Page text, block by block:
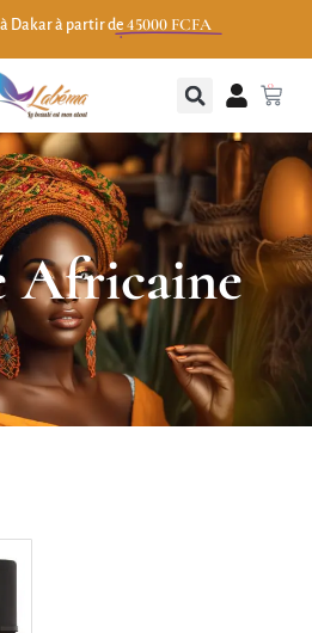
Dakar à partir de 45000 FCFA
0
Africaine